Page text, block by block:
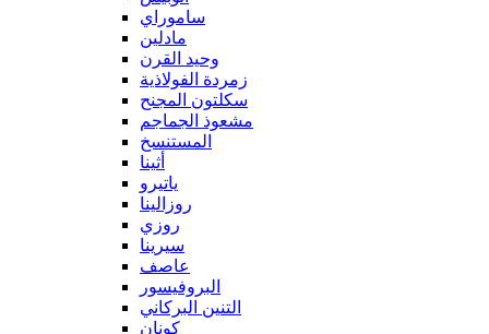
ساموراي
مادلين
وحيد القرن
زمردة الفولاذية
سكلتون المجنح
مشعوذ الجماجم
المستنسخ
أثينا
ياتيرو
روزالينا
روزي
سيرينا
عاصف
البروفيسور
التنين البركاني
كونان